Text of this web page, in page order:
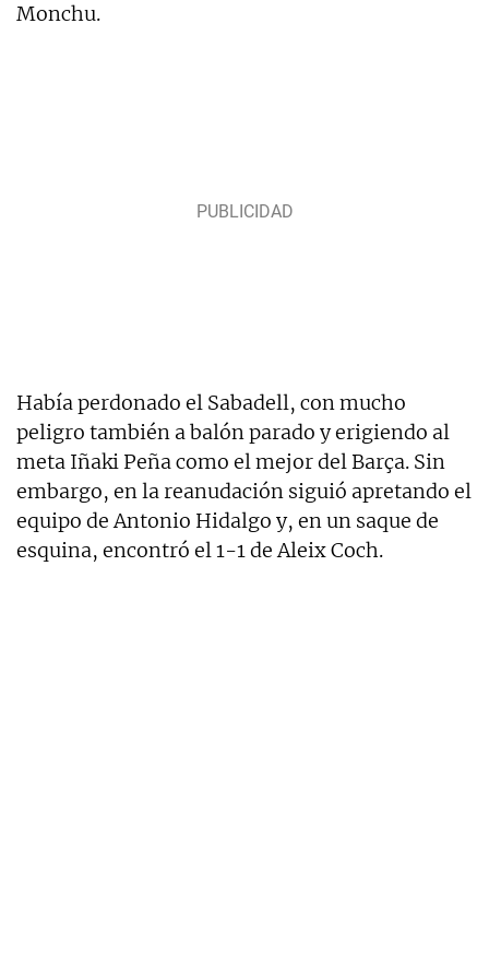
Monchu.
Había perdonado el Sabadell, con mucho
peligro también a balón parado y erigiendo al
meta Iñaki Peña como el mejor del Barça. Sin
embargo, en la reanudación siguió apretando el
equipo de Antonio Hidalgo y, en un saque de
esquina, encontró el 1-1 de Aleix Coch.